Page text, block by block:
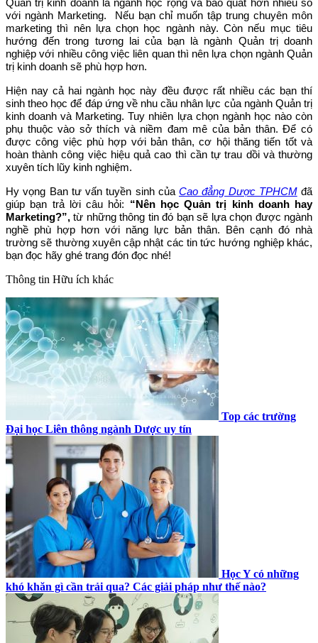
với ngành Marketing. Nếu bạn chỉ muốn tập trung chuyên môn
marketing thì nên lựa chọn học ngành này. Còn nếu mục tiêu
hướng đến trong tương lai của bạn là ngành Quản trị doanh
nghiệp với nhiều công việc liên quan thì nên lựa chọn ngành Quản
trị kinh doanh sẽ phù hợp hơn.
Hiện nay cả hai ngành học này đều được rất nhiều các bạn thí
sinh theo học để đáp ứng về nhu cầu nhân lực của ngành Quản trị
kinh doanh và Marketing. Tuy nhiên lựa chọn ngành học nào còn
phụ thuộc vào sở thích và niềm đam mê của bản thân. Để có
được công việc phù hợp với bản thân, cơ hội thăng tiến tốt và
hoàn thành công việc hiệu quả cao thì cần tự trau dồi và thường
xuyên tích lũy kinh nghiệm.
Hy vọng Ban tư vấn tuyền sinh của Cao đẳng Dược TPHCMđã
giúp bạn trả lời câu hỏi: “Nên học Quản trị kinh doanh hay
Marketing?”, từ những thông tin đó bạn sẽ lựa chọn được ngành
nghề phù hợp hơn với năng lực bản thân. Bên cạnh đó nhà
trường sẽ thường xuyên cập nhật các tin tức hướng nghiệp khác,
bạn đọc hãy ghé trang đón đọc nhé!
Thông tin Hữu ích khác
Top các trường
Đại học Liên thông ngành Dược uy tín
Học Y có những
khó khăn gì cần trải qua? Các giải pháp như thế nào?